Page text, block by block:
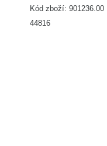
Kód zboží:901236.00
44816